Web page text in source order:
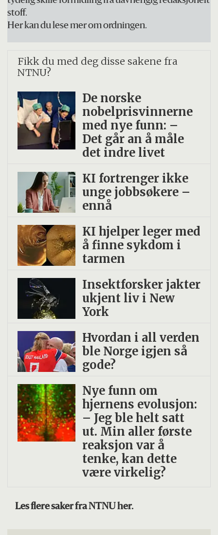
stoff.
Her kan du lese mer om ordningen.
Fikk du med deg disse sakene fra
NTNU?
De norske
nobelprisvinnerne
med nye funn: –
Det går an å måle
det indre livet
KI fortrenger ikke
unge jobbsøkere –
ennå
KI hjelper leger med
å finne sykdom i
tarmen
Insekt­forsker jakter
ukjent liv i New
York
Hvordan i all verden
ble Norge igjen så
gode?
Nye funn om
hjernens evolusjon:
– Jeg ble helt satt
ut. Min aller første
reaksjon var å
tenke, kan dette
være virkelig?
Les flere saker fra NTNU her.